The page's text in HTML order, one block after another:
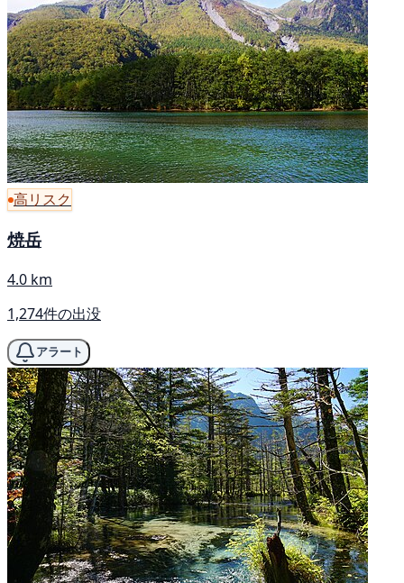
高リスク
焼岳
4.0 km
1,274件の出没
アラート